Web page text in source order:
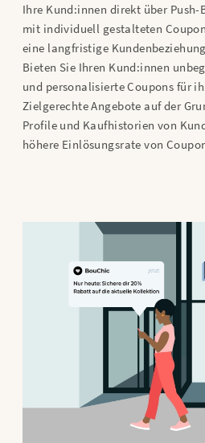
Ihre Kund:innen direkt über
mit individuell gestalteten
eine langfristige
Bieten Sie Ihren Kund:innen
und personalisierte Coupons für
Zielgerechte Angebote auf der
Profile und Kaufhistorien von
höhere Einlösungsrate von